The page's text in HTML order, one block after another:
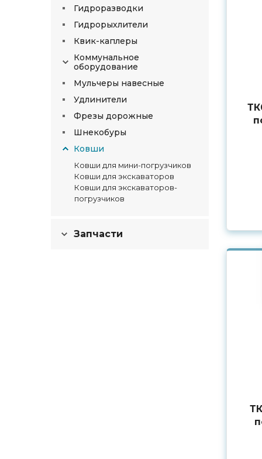
Гидроразводки
Гидрорыхлители
Квик-каплеры
Коммунальное
оборудование
Мульчеры навесные
Удлинители
Фрезы дорожные
Шнекобуры
Ковши
Ковши для мини-погрузчиков
Ковши для экскаваторов
Ковши для экскаваторов-
погрузчиков
Запчасти